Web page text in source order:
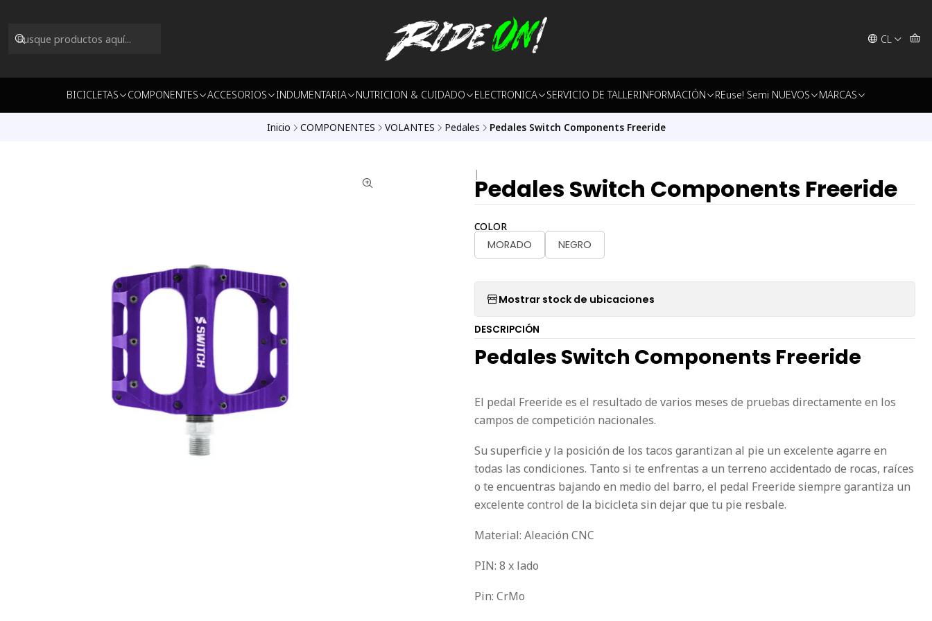
CL
BICICLETAS COMPONENTES ACCESORIOS INDUMENTARIA NUTRICION & CUIDADO ELECTRONICA SERVICIO DE TALLERINFORMACIÓN REuse! Semi NUEVOS MARCAS
Inicio COMPONENTES VOLANTES Pedales Pedales Switch Components Freeride
|Pedales Switch Components Freeride
COLOR
MORADO NEGRO
Mostrar stock de ubicaciones
DESCRIPCIÓN
Pedales Switch Components Freeride
El pedal Freeride es el resultado de varios meses de pruebas directamente en los
campos de competición nacionales.
Su superficie y la posición de los tacos garantizan al pie un excelente agarre en
todas las condiciones. Tanto si te enfrentas a un terreno accidentado de rocas, raíces
o te encuentras bajando en medio del barro, el pedal Freeride siempre garantiza un
excelente control de la bicicleta sin dejar que tu pie resbale.
Material: Aleación CNC
PIN: 8 x lado
Pin: CrMo